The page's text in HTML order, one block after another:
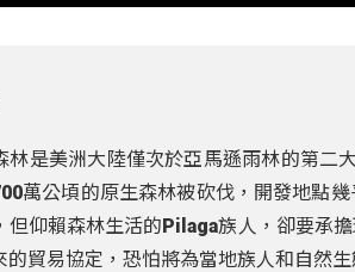
林是美洲大陸僅次於亞馬遜雨林的第二
萬公頃的原生森林被砍伐，開發地點
但仰賴森林生活的Pilaga族人，卻要承
的貿易協定，恐怕將為當地族人和自然